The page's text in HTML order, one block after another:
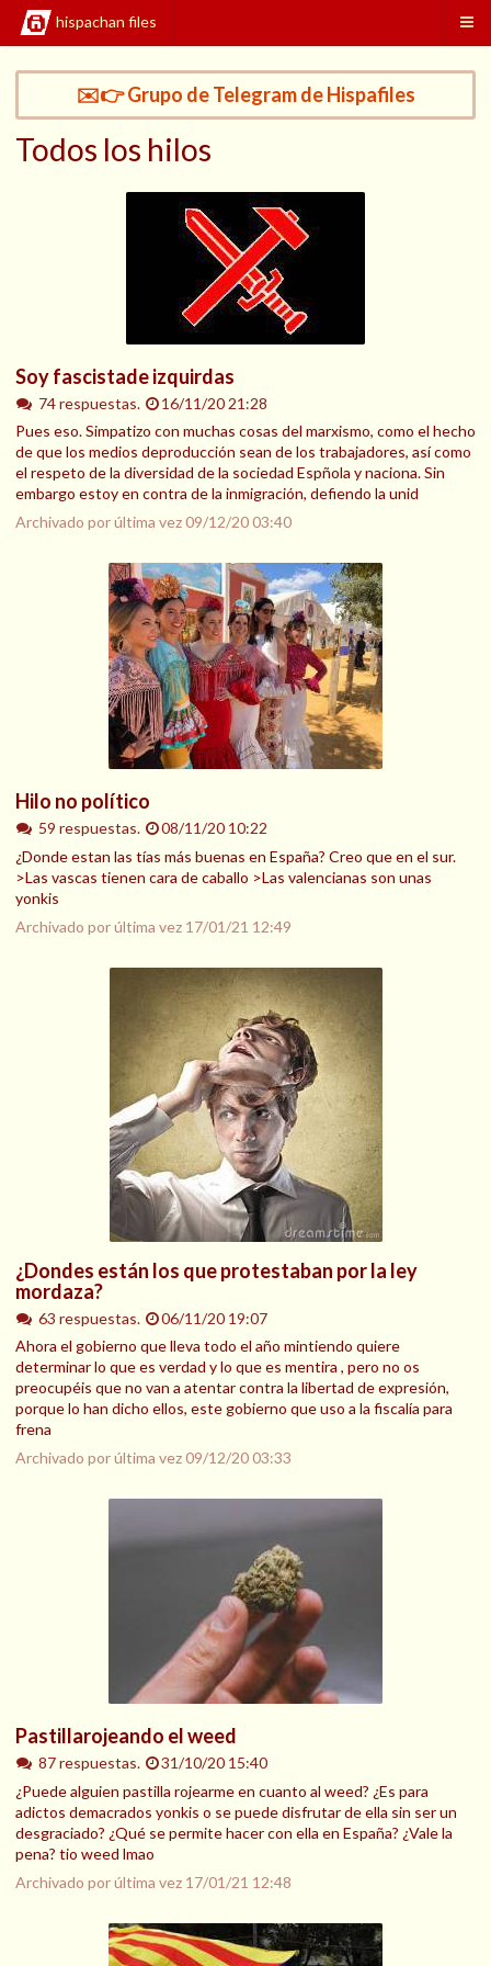
hispachan files
✉️👉 Grupo de Telegram de Hispafiles
Todos los hilos
Soy fascistade izquirdas
74 respuestas.
16/11/20 21:28
Pues eso. Simpatizo con muchas cosas del marxismo, como el hecho
de que los medios deproducción sean de los trabajadores, así como
el respeto de la diversidad de la sociedad Espñola y naciona. Sin
embargo estoy en contra de la inmigración, defiendo la unid
Archivado por última vez09/12/20 03:40
Hilo no político
59 respuestas.
08/11/20 10:22
¿Donde estan las tías más buenas en España? Creo que en el sur.
>Las vascas tienen cara de caballo >Las valencianas son unas
yonkis
Archivado por última vez 17/01/21 12:49
¿Dondes están los que protestaban por la ley
mordaza?
63 respuestas.
06/11/20 19:07
Ahora el gobierno que lleva todo el año mintiendo quiere
determinar lo que es verdad y lo que es mentira , pero no os
preocupéis que no van a atentar contra la libertad de expresión,
porque lo han dicho ellos, este gobierno que uso a la fiscalía para
frena
Archivado por última vez09/12/20 03:33
Pastillarojeando el weed
87 respuestas.
31/10/20 15:40
¿Puede alguien pastilla rojearme en cuanto al weed? ¿Es para
adictos demacrados yonkis o se puede disfrutar de ella sin ser un
desgraciado? ¿Qué se permite hacer con ella en España? ¿Vale la
pena? tio weed lmao
Archivado por última vez 17/01/21 12:48